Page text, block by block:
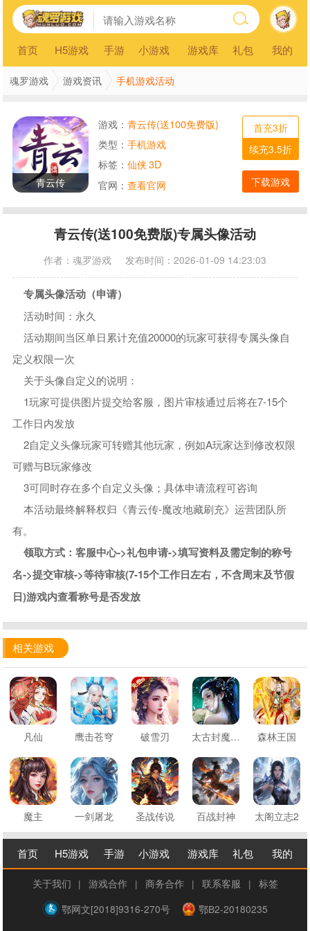
首页 H5游戏 手游 小游戏 游戏库 礼包 我的
魂罗游戏 游戏资讯 手机游戏活动
青云传
游戏： 青云传(送100免费版)
类型： 手机游戏
标签： 仙侠3D
官网： 查看官网
首充3折
续充3.5折
下载游戏
青云传(送100免费版)专属头像活动
作者： 魂罗游戏 发布时间：2026-01-09 14:23:03
专属头像活动（申请）
活动时间：永久
活动期间当区单日累计充值20000的玩家可获得专属头像自
定义权限一次
关于头像自定义的说明：
1玩家可提供图片提交给客服，图片审核通过后将在7-15个
工作日内发放
2自定义头像玩家可转赠其他玩家，例如A玩家达到修改权限
可赠与B玩家修改
3可同时存在多个自定义头像；具体申请流程可咨询
本活动最终解释权归《青云传-魔改地藏刷充》运营团队所
有。
领取方式：客服中心->礼包申请->填写资料及需定制的称号
名->提交审核->等待审核(7-15个工作日左右，不含周末及节假
日)游戏内查看称号是否发放
相关游戏
凡仙 鹰击苍穹 破雪刃 太古封魔录2 森林王国
魔主 一剑屠龙 圣战传说 百战封神 太阁立志2
首页 H5游戏 手游 小游戏 游戏库 礼包 我的
关于我们 | 游戏合作 | 商务合作 | 联系客服 | 标签
鄂网文[2018]9316-270号
鄂B2-20180235